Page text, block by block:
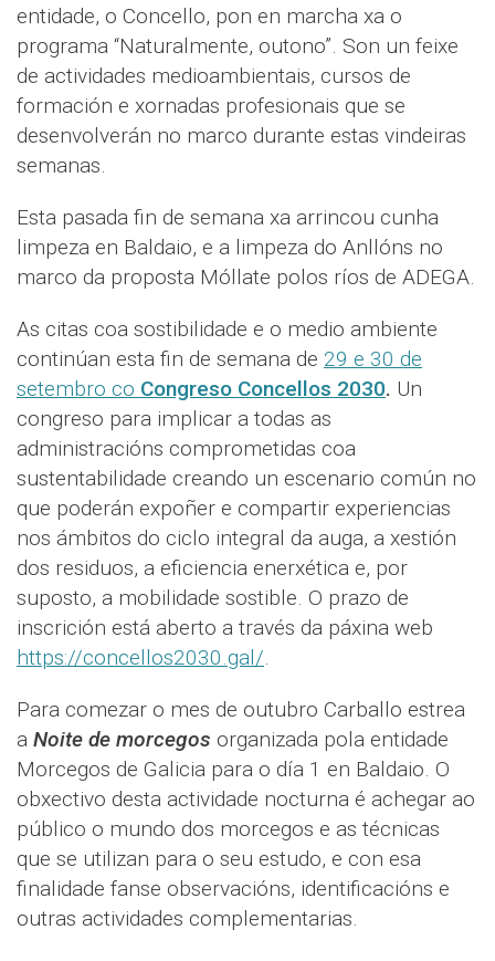
entidade, o Concello, pon en marcha xa o
programa “Naturalmente, outono”. Son un feixe
de actividades medioambientais, cursos de
formación e xornadas profesionais que se
desenvolverán no marco durante estas vindeiras
semanas.
Esta pasada fin de semana xa arrincou cunha
limpeza en Baldaio, e a limpeza do Anllóns no
marco da proposta Móllate polos ríos de ADEGA.
As citas coa sostibilidade e o medio ambiente
continúan esta fin de semana de 29 e 30 de
setembro co Congreso Concellos 2030. Un
congreso para implicar a todas as
administracións comprometidas coa
sustentabilidade creando un escenario común no
que poderán expoñer e compartir experiencias
nos ámbitos do ciclo integral da auga, a xestión
dos residuos, a eficiencia enerxética e, por
suposto, a mobilidade sostible. O prazo de
inscrición está aberto a través da páxina web
https://concellos2030.gal/.
Para comezar o mes de outubro Carballo estrea
a Noite de morcegos organizada pola entidade
Morcegos de Galicia para o día 1 en Baldaio. O
obxectivo desta actividade nocturna é achegar ao
público o mundo dos morcegos e as técnicas
que se utilizan para o seu estudo, e con esa
finalidade fanse observacións, identificacións e
outras actividades complementarias.